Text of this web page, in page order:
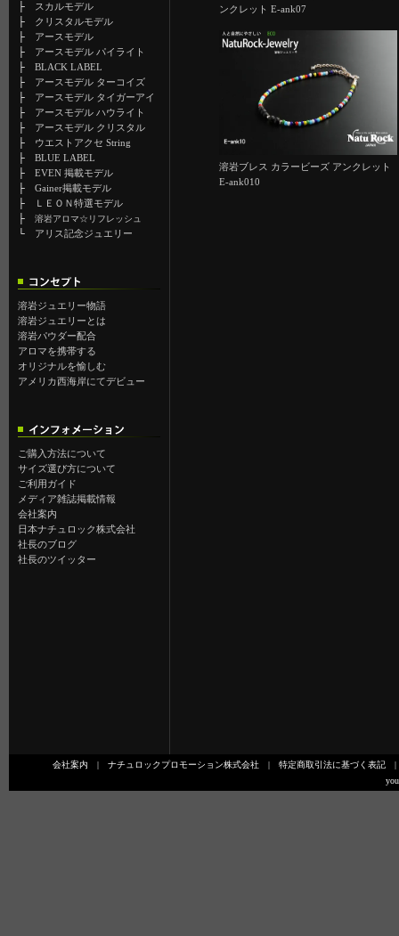
├ スカルモデル
├ クリスタルモデル
├ アースモデル
├ アースモデル パイライト
├ BLACK LABEL
├ アースモデル ターコイズ
├ アースモデル タイガーアイ
├ アースモデル ハウライト
├ アースモデル クリスタル
├ ウエストアクセ String
├ BLUE LABEL
├ EVEN 掲載モデル
├ Gainer掲載モデル
├
ＬＥＯＮ特選モデル
├ 溶岩アロマ☆リフレッシュ
└ アリス記念ジュエリー
溶岩ジュエリー物語
溶岩ジュエリーとは
溶岩パウダー配合
アロマを携帯する
オリジナルを愉しむ
アメリカ西海岸にてデビュー
ご購入方法について
サイズ選び方について
ご利用ガイド
メディア雑誌掲載情報
会社案内
日本ナチュロック株式会社
社長のブログ
社長のツイッター
ンクレット E-ank07
溶岩ブレス カラービーズ アンクレット
E-ank010
会社案内 | ナチュロックプロモーション株式会社 | 特定商取引法に基づく表記